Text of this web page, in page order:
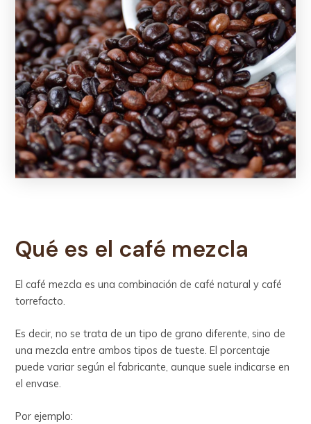
Qué es el café mezcla
El café mezcla es una combinación de café natural y café
torrefacto.
Es decir, no se trata de un tipo de grano diferente, sino de
una mezcla entre ambos tipos de tueste. El porcentaje
puede variar según el fabricante, aunque suele indicarse en
el envase.
Por ejemplo: